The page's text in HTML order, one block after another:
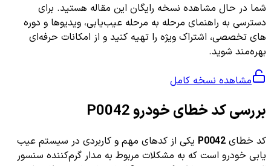
شما در حال مشاهده نسخه رایگان این مقاله هستید. برای
دسترسی به راهنمای مرحله به مرحله عیب‌یابی، ویدیوها و دوره
های تخصصی، اشتراک ویژه را تهیه کنید و از امکانات حرفه‌ای
بهره‌مند شوید.
مشاهده نسخه کامل
بررسی کد خطای خودرو P0042
کد خطای P0042 یکی از کدهای مهم و کاربردی در سیستم عیب
یابی خودرو است که به مشکلات مربوط به مدار گرم‌کننده سنسور